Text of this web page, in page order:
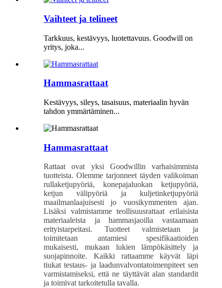
Vaihteet ja telineet
Tarkkuus, kestävyys, luotettavuus. Goodwill on
yritys, joka...
Hammasrattaat
Kestävyys, sileys, tasaisuus, materiaalin hyvän
tahdon ymmärtäminen...
Hammasrattaat
Rattaat ovat yksi Goodwillin varhaisimmista
tuotteista. Olemme tarjonneet täyden valikoiman
rullaketjupyöriä, konepajaluokan ketjupyöriä,
ketjun välipyöriä ja kuljetinketjupyöriä
maailmanlaajuisesti jo vuosikymmenten ajan.
Lisäksi valmistamme teollisuusrattaat erilaisista
materiaaleista ja hammasjaoilla vastaamaan
erityistarpeitasi. Tuotteet valmistetaan ja
toimitetaan antamiesi spesifikaatioiden
mukaisesti, mukaan lukien lämpökäsittely ja
suojapinnoite. Kaikki rattaamme käyvät läpi
tiukat testaus- ja laadunvalvontatoimenpiteet sen
varmistamiseksi, että ne täyttävät alan standardit
ja toimivat tarkoitetulla tavalla.